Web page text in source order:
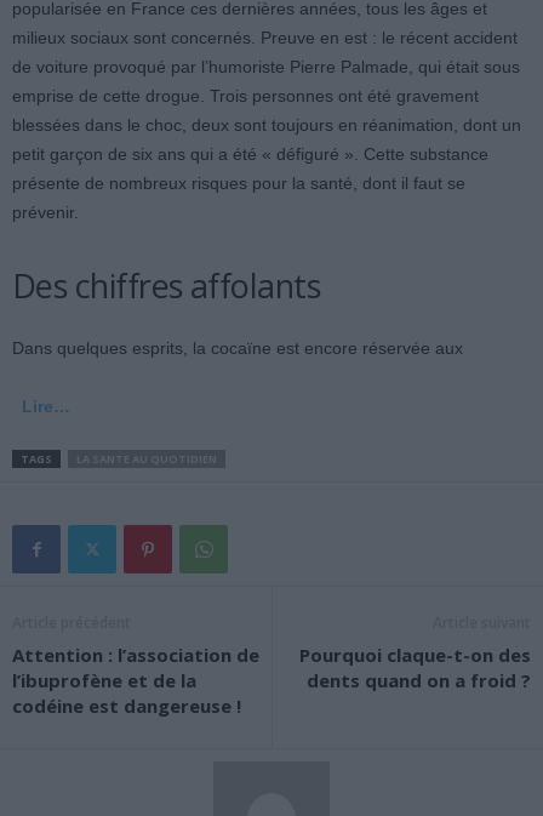
popularisée en France ces dernières années, tous les âges et
milieux sociaux sont concernés. Preuve en est : le récent accident
de voiture provoqué par l’humoriste Pierre Palmade, qui était sous
emprise de cette drogue. Trois personnes ont été gravement
blessées dans le choc, deux sont toujours en réanimation, dont un
petit garçon de six ans qui a été « défiguré ». Cette substance
présente de nombreux risques pour la santé, dont il faut se
prévenir.
Des chiffres affolants
Dans quelques esprits, la cocaïne est encore réservée aux
Lire…
TAGS
Attention : l’association de
l’ibuprofène et de la
codéine est dangereuse !
Pourquoi claque-t-on des
dents quand on a froid ?